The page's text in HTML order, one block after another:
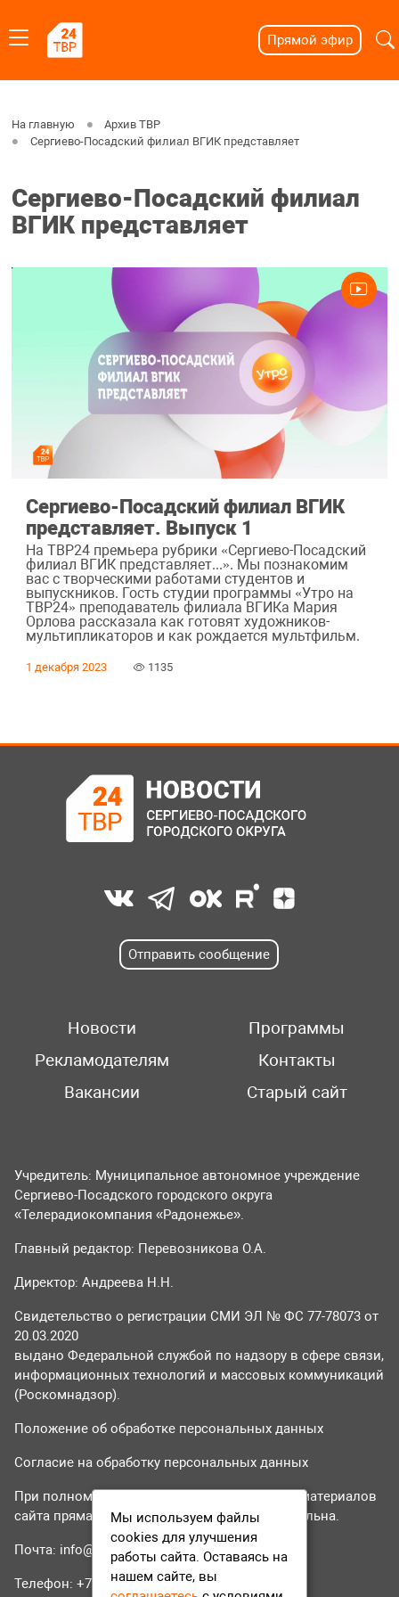
Прямой эфир
На главную
Архив ТВР
Сергиево-Посадский филиал ВГИК представляет
Сергиево-Посадский филиал
ВГИК представляет
Сергиево-Посадский филиал ВГИК
представляет. Выпуск 1
На ТВР24 премьера рубрики «Сергиево-Посадский
филиал ВГИК представляет...». Мы познакомим
вас с творческими работами студентов и
выпускников. Гость студии программы «Утро на
ТВР24» преподаватель филиала ВГИКа Мария
Орлова рассказала как готовят художников-
мультипликаторов и как рождается мультфильм.
1 декабря 2023 1135
Отправить сообщение
Новости
Программы
Рекламодателям
Контакты
Вакансии
Старый сайт
Учредитель: Муниципальное автономное учреждение
Сергиево-Посадского городского округа
«Телерадиокомпания «Радонежье».
Главный редактор: Перевозникова О.А.
Директор: Андреева Н.Н.
Свидетельство о регистрации СМИ ЭЛ № ФС 77-78073 от
20.03.2020
выдано Федеральной службой по надзору в сфере связи,
информационных технологий и массовых коммуникаций
(Роскомнадзор).
Положение об обработке персональных данных
Согласие на обработку персональных данных
При полном или частичном использовании материалов
сайта прямая гиперссылка на tvr24.tv обязательна.
Почта: info@tvr24.tv
Телефон: +7 (496) 551-04-95
Мы используем файлы
cookies для улучшения
работы сайта. Оставаясь на
нашем сайте, вы